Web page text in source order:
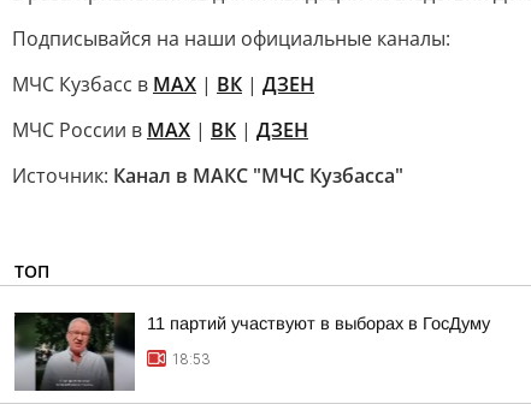
Подписывайся на наши официальные каналы:
МЧС Кузбасс в MAX | ВК | ДЗЕН
МЧС России в MAX | ВК | ДЗЕН
Источник: Канал в МАКС "МЧС Кузбасса"
ТОП
11 партий участвуют в выборах в ГосДуму
18:53